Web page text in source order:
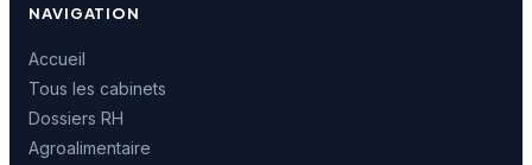
NAVIGATION
Accueil
Tous les cabinets
Dossiers RH
Agroalimentaire